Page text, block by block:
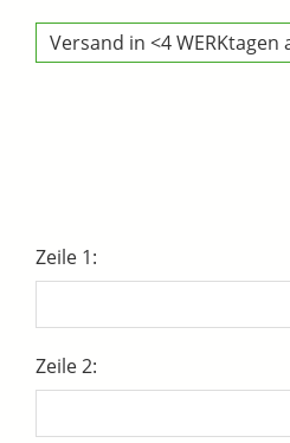
Versand in <4 WERKtagen
Zeile 1:
Zeile 2: